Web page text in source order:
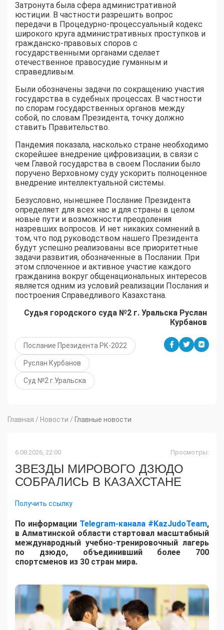
Затронута была сфера административной
юстиции. В частности разрешить вопрос
передачи в Процедурно-процессуальный кодекс
широкого круга административных проступков и
гражданско-правовых споров с
государственными органами сделает
отечественное правосудие гуманным и
справедливым.
Были обозначены задачи по сокращению участия
государства в судебных процессах. В частности
по спорам государственных органов между
собой, по словам Президента, точку должно
ставить Правительство.
Пандемия показала, насколько стране необходимо
скорейшее внедрение цифровизации, в связи с
чем Главой государства в своем Послании было
поручено Верховному суду ускорить полноценное
внедрение интеллектуальной системы.
Безусловно, нынешнее Послание Президента
определяет для всех нас и для страны в целом
новые пути и возможности преодоления
назревших вопросов. И нет никаких сомнений в
том, что под руководством нашего Президента
будут успешно реализованы все приоритетные
задачи развития, обозначенные в Послании. При
этом сплоченное и активное участие каждого
гражданина вокруг общенациональных интересов
является одним из условий реализации Послания и
построения Справедливого Казахстана.
Судья городского суда №2 г. Уральска Руслан
Курбанов
Послание Президента РК-2022
Руслан Курбанов
Суд №2 г.Уральска
Главная / Новости / Главные новости
6.08.2026, 22:00 Просмотры:
ЗВЕЗДЫ МИРОВОГО ДЗЮДО
СОБРАЛИСЬ В КАЗАХСТАНЕ
Получить ссылку
По информации Telegram-канала #KazJudoTeam,
в Алматинской области стартовал масштабный
международный учебно-тренировочный лагерь
по дзюдо, объединивший более 700
спортсменов из 30 стран мира.